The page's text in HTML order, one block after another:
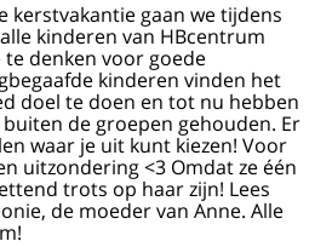
kerstvakantie gaan we tijdens
kinderen van HBcentrum
denken voor goede
kinderen vinden het
doel te doen en tot nu hebben
de groepen gehouden. Er
waar je uit kunt kiezen! Voor
uitzondering <3 Omdat ze één
trots op haar zijn! Lees
de moeder van Anne. Alle